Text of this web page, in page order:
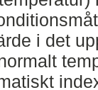
i det